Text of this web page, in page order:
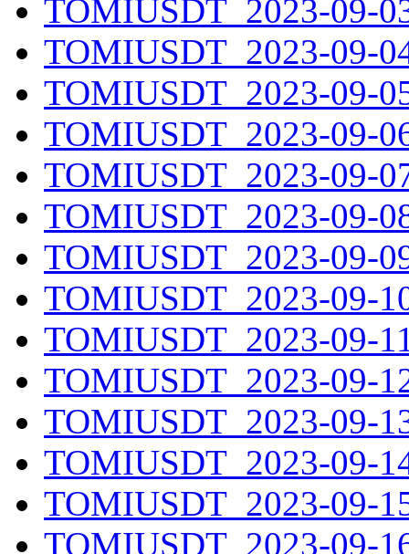
TOMIUSDT_2023-09-
TOMIUSDT_2023-09-
TOMIUSDT_2023-09-
TOMIUSDT_2023-09-
TOMIUSDT_2023-09-
TOMIUSDT_2023-09-
TOMIUSDT_2023-09-
TOMIUSDT_2023-09-
TOMIUSDT_2023-09-
TOMIUSDT_2023-09-
TOMIUSDT_2023-09-
TOMIUSDT_2023-09-
TOMIUSDT_2023-09-
TOMIUSDT_2023-09-